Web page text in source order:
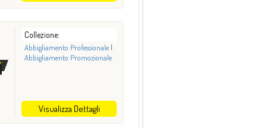
Collezione:
Abbigliamento Professionale |
Abbigliamento Promozionale
Visualizza Dettagli